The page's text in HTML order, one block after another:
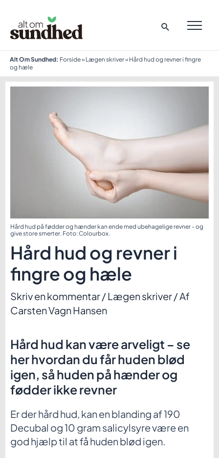
indholdet
Alt Om Sundhed: Forside» Lægen skriver» Hård hud og revner i fingre
og hæle
Hård hud på fødder og hænder kan ende med ubehagelige revner - og
give store smerter. Foto: Colourbox.
Hård hud og revner i
fingre og hæle
Skriv en kommentar/Lægen skriver/ Af
Carsten Vagn Hansen
Hård hud kan være arveligt – se
her hvordan du får huden blød
igen, så huden på hænder og
fødder ikke revner
Er der hård hud, kan en blanding af 190
Decubal og 10 gram salicylsyre være en
god hjælp til at få huden blød igen.